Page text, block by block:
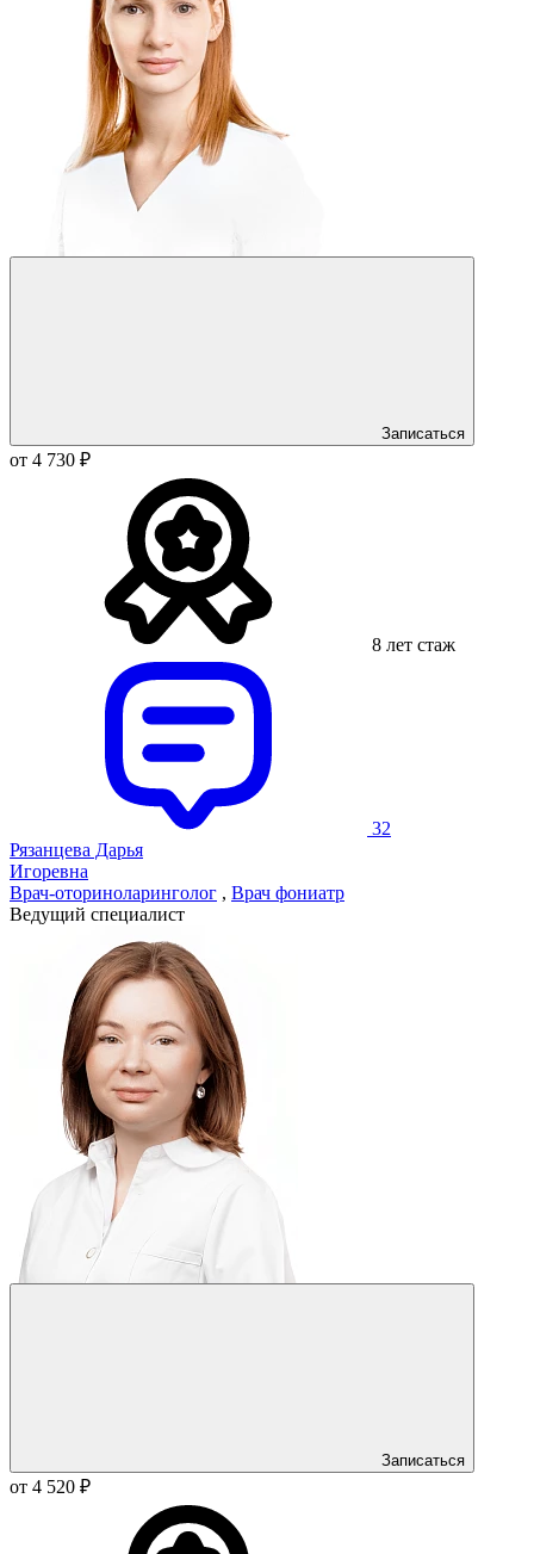
Записаться
от 4 730 ₽
8 лет стаж
32
Рязанцева Дарья
Игоревна
Врач-оториноларинголог , Врач фониатр
Ведущий специалист
Записаться
от 4 520 ₽